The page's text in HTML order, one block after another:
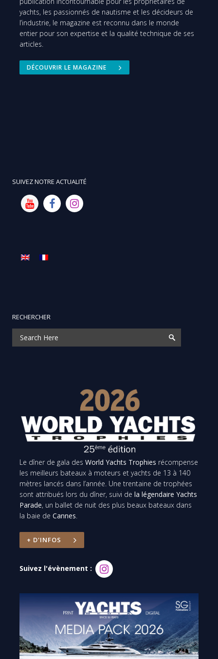
yachts, les passionnés de nautisme et les décideurs de
l’industrie, le magazine est reconnu dans le monde
entier pour son expertise et la qualité technique de ses
articles.
DÉCOUVRIR LE MAGAZINE
SUIVEZ NOTRE ACTUALITÉ
RECHERCHER
Le dîner de gala des World Yachts Trophies récompense
les meilleurs bateaux à moteurs et yachts de 13 à 140
mètres lancés dans l’année. Une trentaine de trophées
sont attribués lors du dîner, suivi de la légendaire Yachts
Parade, un ballet de nuit des plus beaux bateaux dans
la baie de Cannes.
+ D'INFOS
Suivez l'évènement :